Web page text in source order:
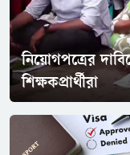
নিয়োগপত্রের
শিক্ষকপ্রার্থীরা